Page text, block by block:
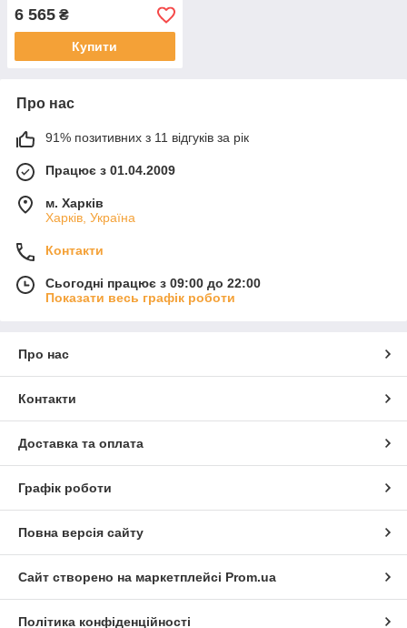
6 565 ₴
Купити
Про нас
91% позитивних з 11 відгуків за рік
Працює з 01.04.2009
м. Харків
Харків, Україна
Контакти
Сьогодні працює з 09:00 до 22:00
Показати весь графік роботи
Про нас
Контакти
Доставка та оплата
Графік роботи
Повна версія сайту
Сайт створено на маркетплейсі Prom.ua
Політика конфіденційності